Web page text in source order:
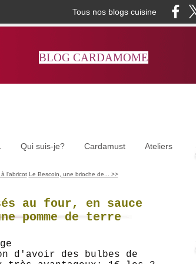
Tous nos blogs cuisine
BLOG CARDAMOME
Qui suis-je? Cardamust Ateliers
l'abricot Le Bescoin, une brioche de... >>
au four, en sauce
pomme de terre
d'avoir des bulbes de